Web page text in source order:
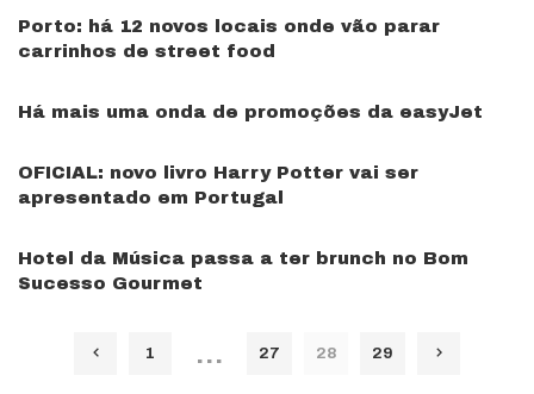
Porto: há 12 novos locais onde vão parar
carrinhos de street food
Há mais uma onda de promoções da easyJet
OFICIAL: novo livro Harry Potter vai ser
apresentado em Portugal
Hotel da Música passa a ter brunch no Bom
Sucesso Gourmet
1 … 27 28 29